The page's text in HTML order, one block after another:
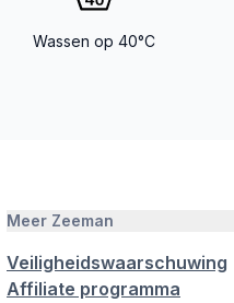
Wassen op 40°C
Meer Zeeman
Veiligheidswaarschuwing
Affiliate programma